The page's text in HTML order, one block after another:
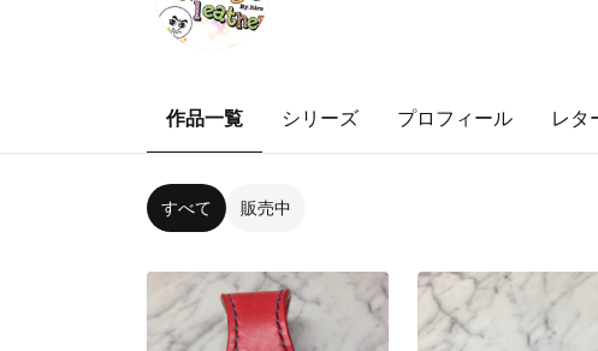
作品一覧 シリーズ プロフィール レタ
すべて 販売中